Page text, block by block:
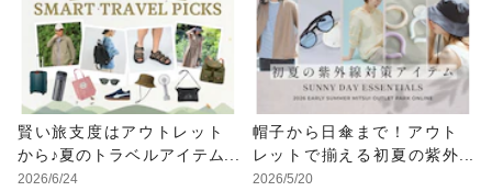
賢い旅支度はアウトレット
から♪夏のトラベルアイテム
特集
2026/6/24
帽子から日傘まで！アウト
レットで揃える初夏の紫外
線対策アイテム
2026/5/20